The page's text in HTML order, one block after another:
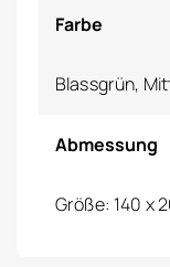
Farbe
Blassgrün,
Abmessung
Größe: 140 x